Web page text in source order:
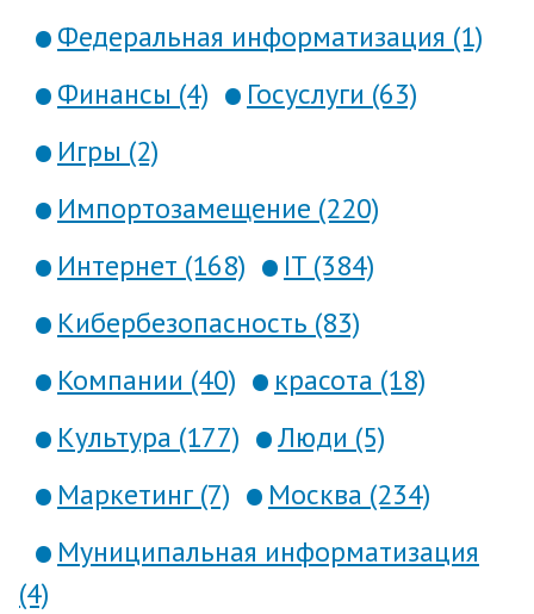
Федеральная информатизация (1)
Финансы (4)
Госуслуги (63)
Игры (2)
Импортозамещение (220)
Интернет (168)
IT (384)
Кибербезопасность (83)
Компании (40)
красота (18)
Культура (177)
Люди (5)
Маркетинг (7)
Москва (234)
Муниципальная информатизация
(4)